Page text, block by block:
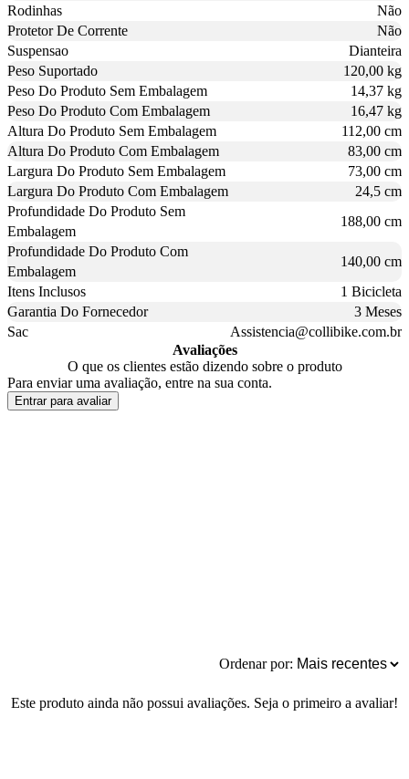
Rodinhas
Não
Protetor De Corrente
Não
Suspensao
Dianteira
Peso Suportado
120,00 kg
Peso Do Produto Sem Embalagem
14,37 kg
Peso Do Produto Com Embalagem
16,47 kg
Altura Do Produto Sem Embalagem
112,00 cm
Altura Do Produto Com Embalagem
83,00 cm
Largura Do Produto Sem Embalagem
73,00 cm
Largura Do Produto Com Embalagem
24,5 cm
Profundidade Do Produto Sem
Embalagem
188,00 cm
Profundidade Do Produto Com
Embalagem
140,00 cm
Itens Inclusos
1 Bicicleta
Garantia Do Fornecedor
3 Meses
Sac
Assistencia@collibike.com.br
Avaliações
O que os clientes estão dizendo sobre o produto
Para enviar uma avaliação, entre na sua conta.
Entrar para avaliar
Ordenar por:
Este produto ainda não possui avaliações. Seja o primeiro a avaliar!